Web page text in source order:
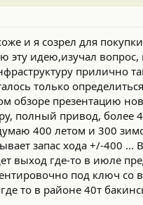
и я созрел для
идею,изучал вопрос,
прилично
только
обзоре презентацию
полный привод, более
400 летом и 300
запас хода +/-400 ...
выход где-то в июле
под ключ со
то в районе 40т